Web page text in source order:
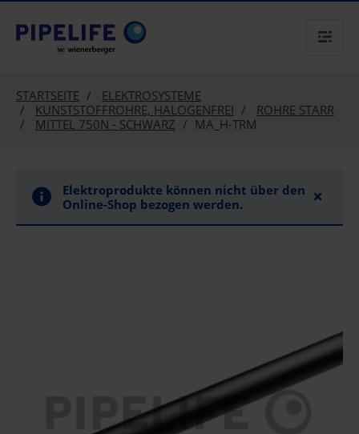
text.skipToContent
text.skipToNavigation
STARTSEITE
ELEKTROSYSTEME
KUNSTSTOFFROHRE, HALOGENFREI
ROHRE STARR
MITTEL 750N - SCHWARZ
MA_H-TRM
Elektroprodukte können nicht über den
Online-Shop bezogen werden.
×